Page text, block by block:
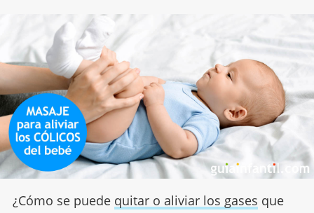
¿Cómo se puede quitar o aliviar los gases que